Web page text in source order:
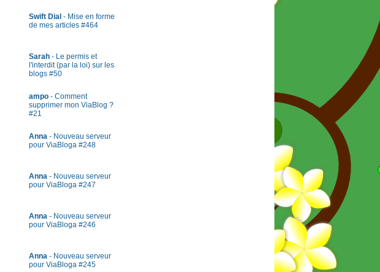
Swift Dial - Mise en forme
de mes articles #464
Sarah - Le permis et
l'interdit (par la loi) sur les
blogs #50
ampo - Comment
supprimer mon ViaBlog ?
#21
Anna - Nouveau serveur
pour ViaBloga #248
Anna - Nouveau serveur
pour ViaBloga #247
Anna - Nouveau serveur
pour ViaBloga #246
Anna - Nouveau serveur
pour ViaBloga #245